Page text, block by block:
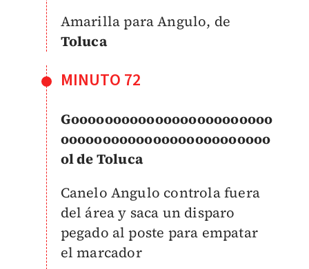
Amarilla para Angulo, de
Toluca
MINUTO 72
Goooooooooooooooooooooooo
ooooooooooooooooooooooooo
ol de Toluca
Canelo Angulo controla fuera
del área y saca un disparo
pegado al poste para empatar
el marcador